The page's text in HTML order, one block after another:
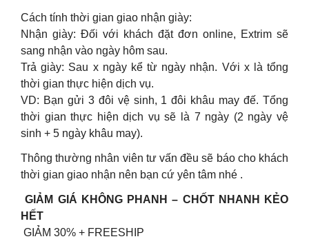
Cách tính thời gian giao nhận giày:
Nhận giày: Đối với khách đặt đơn online, Extrim sẽ
sang nhận vào ngày hôm sau.
Trả giày: Sau x ngày kể từ ngày nhận. Với x là tổng
thời gian thực hiện dịch vụ.
VD: Bạn gửi 3 đôi vệ sinh, 1 đôi khâu may đế. Tổng
thời gian thực hiện dịch vụ sẽ là 7 ngày (2 ngày vệ
sinh + 5 ngày khâu may).
Thông thường nhân viên tư vấn đều sẽ báo cho khách
thời gian giao nhận nên bạn cứ yên tâm nhé .
GIẢM GIÁ KHÔNG PHANH – CHỐT NHANH KẺO
HẾT
GIẢM 30% + FREESHIP